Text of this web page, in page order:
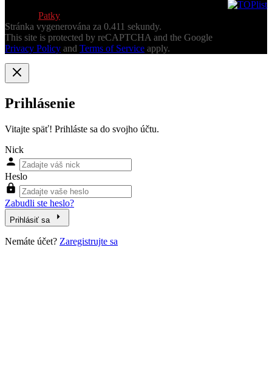
Patky
Stránka vygenerována za 0.411 sekundy.
This site is protected by reCAPTCHA and the Google
Privacy Policy and Terms of Service apply.
Prihlásenie
Vitajte späť! Prihláste sa do svojho účtu.
Nick
Heslo
Zabudli ste heslo?
Prihlásiť sa
Nemáte účet? Zaregistrujte sa